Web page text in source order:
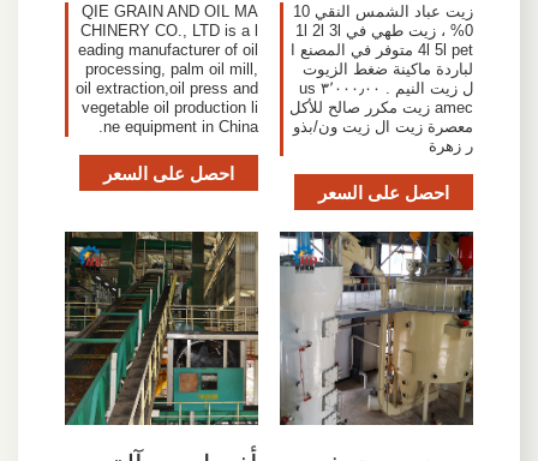
زيت عباد الشمس النقي 10
0% ، زيت طهي في 1l 2l 3l
4l 5l pet متوفر في المصنع ا
لباردة ماكينة ضغط الزيوت
ل زيت النيم . ٣٬٠٠٠٫٠٠ us
amec زيت مكرر صالح للأكل
معصرة زيت ال زيت ون/بذو
ر زهرة
احصل على السعر
QIE GRAIN AND OIL MA
CHINERY CO., LTD is a l
eading manufacturer of oil
processing, palm oil mill,
oil extraction,oil press and
vegetable oil production li
ne equipment in China.
احصل على السعر